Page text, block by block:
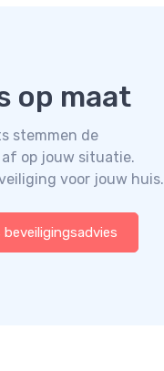
op maat
stemmen de
af op jouw situatie.
voor jouw huis.
beveiligingsadvies